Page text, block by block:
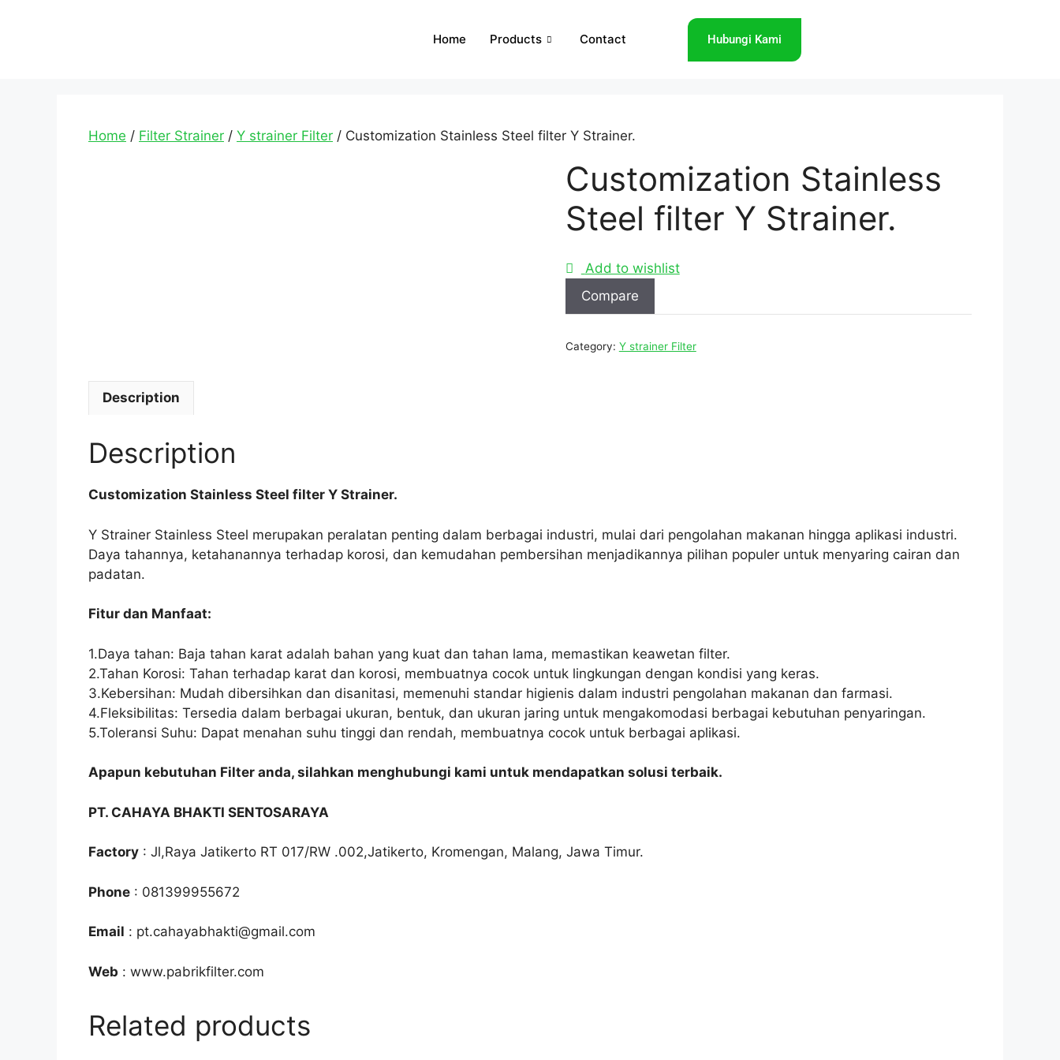
Home Products Contact Hubungi Kami
Home / Filter Strainer / Y strainer Filter / Customization Stainless Steel filter Y Strainer.
Customization Stainless
Steel filter Y Strainer.
Add to wishlist
Compare
Category: Y strainer Filter
Description
Description
Customization Stainless Steel filter Y Strainer.
Y Strainer Stainless Steel merupakan peralatan penting dalam berbagai industri, mulai dari pengolahan makanan hingga aplikasi industri.
Daya tahannya, ketahanannya terhadap korosi, dan kemudahan pembersihan menjadikannya pilihan populer untuk menyaring cairan dan
padatan.
Fitur dan Manfaat:
1.Daya tahan: Baja tahan karat adalah bahan yang kuat dan tahan lama, memastikan keawetan filter.
2.Tahan Korosi: Tahan terhadap karat dan korosi, membuatnya cocok untuk lingkungan dengan kondisi yang keras.
3.Kebersihan: Mudah dibersihkan dan disanitasi, memenuhi standar higienis dalam industri pengolahan makanan dan farmasi.
4.Fleksibilitas: Tersedia dalam berbagai ukuran, bentuk, dan ukuran jaring untuk mengakomodasi berbagai kebutuhan penyaringan.
5.Toleransi Suhu: Dapat menahan suhu tinggi dan rendah, membuatnya cocok untuk berbagai aplikasi.
Apapun kebutuhan Filter anda, silahkan menghubungi kami untuk mendapatkan solusi terbaik.
PT. CAHAYA BHAKTI SENTOSARAYA
Factory : Jl,Raya Jatikerto RT 017/RW .002,Jatikerto, Kromengan, Malang, Jawa Timur.
Phone : 081399955672
Email : pt.cahayabhakti@gmail.com
Web : www.pabrikfilter.com
Related products